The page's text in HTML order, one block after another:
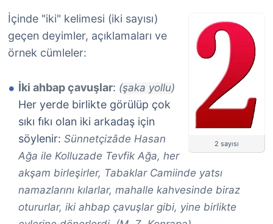
2 sayısı
İçinde "iki" kelimesi (iki sayısı)
geçen deyimler, açıklamaları ve
örnek cümleler:
İki ahbap çavuşlar: (şaka yollu)
Her yerde birlikte görülüp çok
sıkı fıkı olan iki arkadaş için
söylenir: Sünnetçizâde Hasan
Ağa ile Kolluzade Tevfik Ağa, her
akşam birleşirler, Tabaklar Camiinde yatsı
namazlarını kılarlar, mahalle kahvesinde biraz
otururlar, iki ahbap çavuşlar gibi, yine birlikte